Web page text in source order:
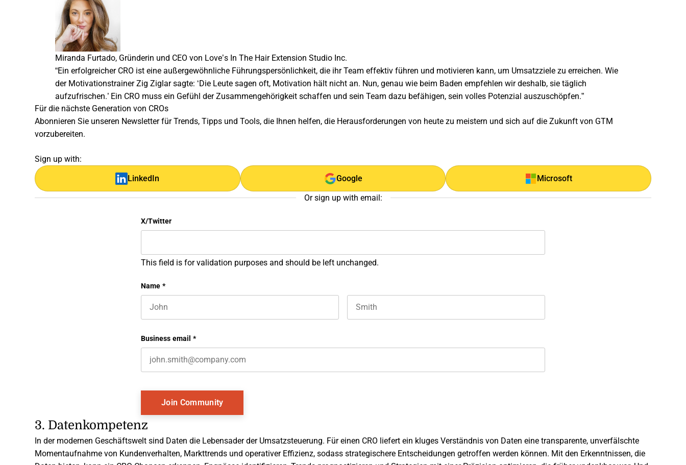
Miranda Furtado, Gründerin und CEO von Love’s In The Hair Extension Studio Inc.
“Ein erfolgreicher CRO ist eine außergewöhnliche Führungspersönlichkeit, die ihr Team effektiv führen und motivieren kann, um Umsatzziele zu erreichen. Wie
der Motivationstrainer Zig Ziglar sagte: ‘Die Leute sagen oft, Motivation hält nicht an. Nun, genau wie beim Baden empfehlen wir deshalb, sie täglich
aufzufrischen.’ Ein CRO muss ein Gefühl der Zusammengehörigkeit schaffen und sein Team dazu befähigen, sein volles Potenzial auszuschöpfen.”
Für die nächste Generation von CROs
Abonnieren Sie unseren Newsletter für Trends, Tipps und Tools, die Ihnen helfen, die Herausforderungen von heute zu meistern und sich auf die Zukunft von GTM
vorzubereiten.
Sign up with:
LinkedIn Google Microsoft
Or sign up with email:
X/Twitter
This field is for validation purposes and should be left unchanged.
Name *
Business email *
3. Datenkompetenz
In der modernen Geschäftswelt sind Daten die Lebensader der Umsatzsteuerung. Für einen CRO liefert ein kluges Verständnis von Daten eine transparente, unverfälschte
Momentaufnahme von Kundenverhalten, Markttrends und operativer Effizienz, sodass strategischere Entscheidungen getroffen werden können. Mit den Erkenntnissen, die